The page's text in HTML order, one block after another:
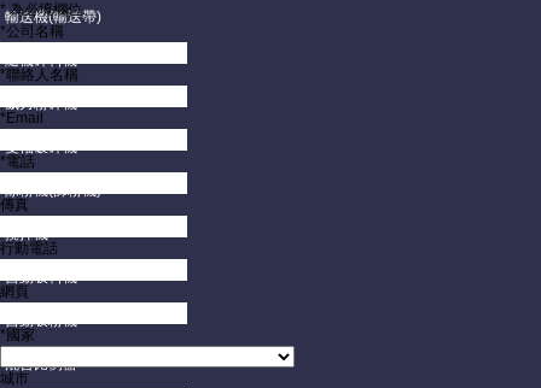
輸送機(輸送帶)
隨機碎料機
威力粉碎機
雙軸破碎機
除粉機(篩粉機)
攪拌機
自動吸料機
自動吸粉機
混合比例器
* 為必填欄位.
*公司名稱
*聯絡人名稱
*Email
*電話
傳真
行動電話
網頁
*國家
城市